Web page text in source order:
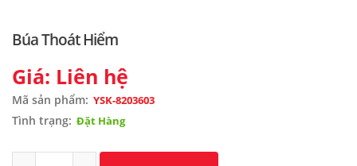
Búa Thoát Hiểm
Giá: Liên hệ
Mã sản phẩm: YSK-8203603
Tình trạng: Đặt Hàng